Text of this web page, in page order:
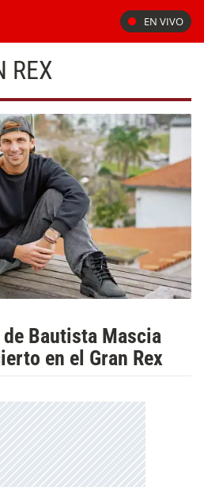
EN VIVO
REX
Bautista Mascia
en el Gran Rex